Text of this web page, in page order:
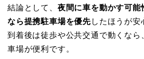
結論として、 夜間に車を動かす可能
なら提携駐車場を優先したほうが安
到着後は徒歩や公共交通で動くなら
車場が便利です。